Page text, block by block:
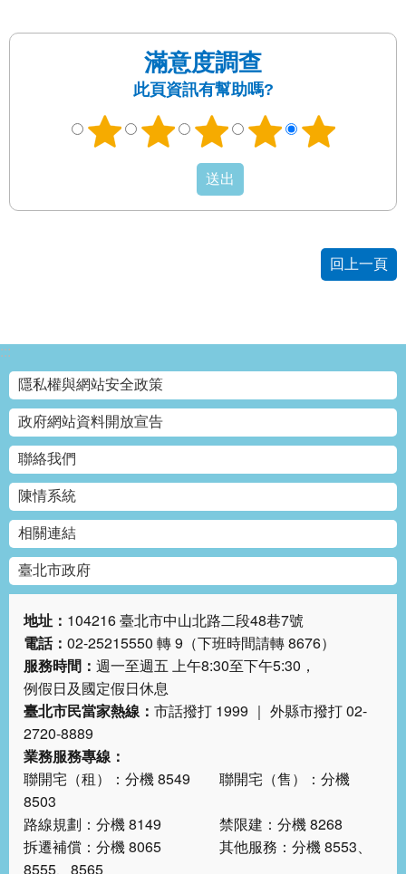
料
放
宣
告
聯
絡
我
們
陳
情
統
相
關
連
結
臺
北
市
政
府
滿意度調查
此頁資訊有幫助嗎?
回上一頁
:::
隱私權與網站安全政策
政府網站資料開放宣告
聯絡我們
陳情系統
相關連結
臺北市政府
地址： 104216 臺北市中山北路二段48巷7號
電話： 02-25215550 轉 9（下班時間請轉 8676）
服務時間： 週一至週五 上午8:30至下午5:30，
例假日及國定假日休息
臺北市民當家熱線： 市話撥打 1999 ｜ 外縣市撥打 02-
2720-8889
業務服務專線：
聯開宅（租）：分機 8549 聯開宅（售）：分機
8503
路線規劃：分機 8149 禁限建：分機 8268
拆遷補償：分機 8065 其他服務：分機 8553、
8555、8565